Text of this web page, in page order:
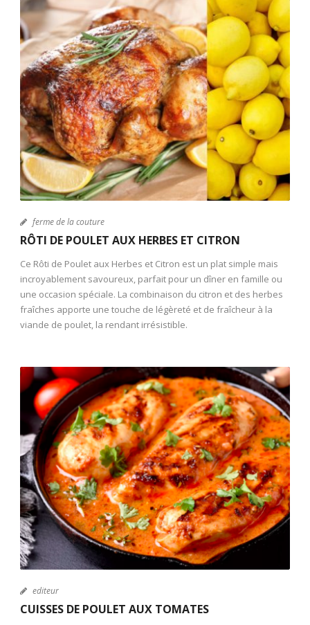
ferme de la couture
RÔTI DE POULET AUX HERBES ET CITRON
Ce Rôti de Poulet aux Herbes et Citron est un plat simple mais
incroyablement savoureux, parfait pour un dîner en famille ou
une occasion spéciale. La combinaison du citron et des herbes
fraîches apporte une touche de légèreté et de fraîcheur à la
viande de poulet, la rendant irrésistible.
editeur
CUISSES DE POULET AUX TOMATES